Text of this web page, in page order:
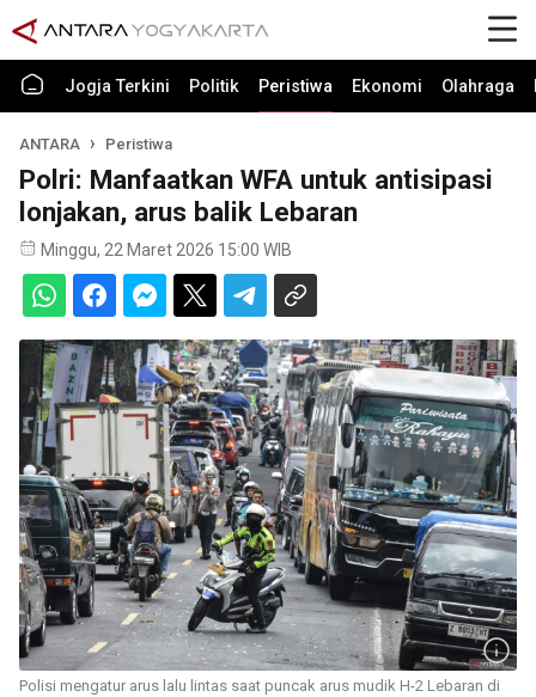
Jogja Terkini Politik Peristiwa Ekonomi Olahraga
ANTARA Peristiwa
Polri: Manfaatkan WFA untuk antisipasi
lonjakan, arus balik Lebaran
Minggu, 22 Maret 2026 15:00 WIB
Polisi mengatur arus lalu lintas saat puncak arus mudik H-2 Lebaran di